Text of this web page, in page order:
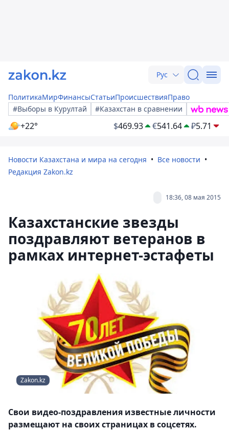
Рус
ПолитикаМирФинансыСтатьиПроисшествияПраво
#Выборы в Курултай
#Казахстан в сравнении
+22° $469.93 €541.64 ₽5.71
Новости Казахстана и мира на сегодня
Все новости
Редакция Zakon.kz
18:36, 08 мая 2015
Казахстанские звезды
поздравляют ветеранов в
рамках интернет-эстафеты
Zakon.kz
Свои видео-поздравления известные личности
размещают на своих страницах в соцсетях.